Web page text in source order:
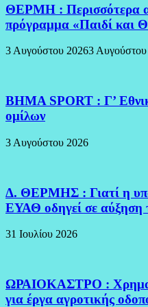
ΘΕΡΜΗ : Περισσότερα
πρόγραμμα «Παιδί και
3 Αυγούστου 20263
BHMA SPORT : Γ’
ομίλων
3 Αυγούστου 2026
Δ. ΘΕΡΜΗΣ : Γιατί η
ΕΥΑΘ οδηγεί σε αύξηση
31 Ιουλίου 2026
ΩΡΑΙΟΚΑΣΤΡΟ :
για έργα αγροτικής